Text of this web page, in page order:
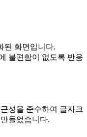
된 화면입니다.
불편함이 없도록 반응
성을 준수하여 글자크
들었습니다.